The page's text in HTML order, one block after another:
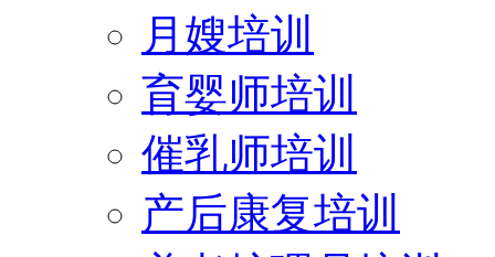
月嫂培训
育婴师培训
催乳师培训
产后康复培训